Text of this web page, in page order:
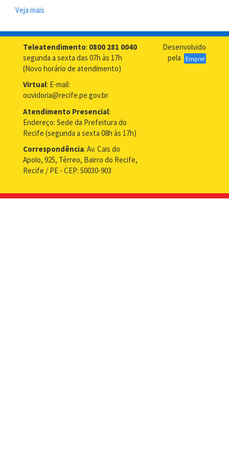
Veja mais
participa
de
encontro
que
o
Dia
da
Mulher
Negra
Teleatendimento: 0800 281 0040
segunda a sexta das 07h às 17h
(Novo horário de atendimento)
Virtual: E-mail:
ouvidoria@recife.pe.gov.br
Atendimento Presencial:
Endereço: Sede da Prefeitura do
Recife (segunda a sexta 08h às 17h)
Correspondência: Av. Cais do
Apolo, 925, Térreo, Bairro do Recife,
Recife / PE - CEP: 50030-903
Desenvolvido
pela
Emprel